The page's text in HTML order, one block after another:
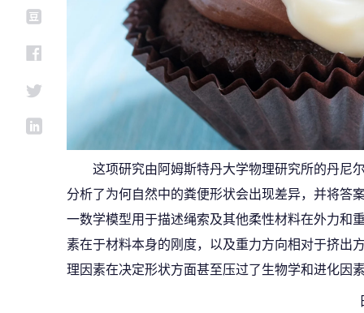
这项研究由阿姆斯特丹大学物理研究所的丹尼
分析了为何自然中的粪便形状会出现差异，并将答
一数学模型用于描述绳索及其他柔性材料在外力和
素在于材料本身的刚度，以及重力方向相对于挤出
理因素在决定形状方面甚至压过了生物学和进化因